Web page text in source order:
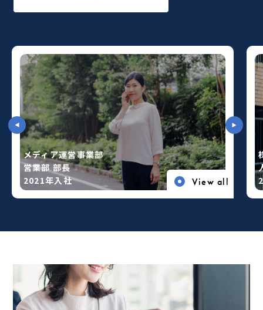
メディア運営事業部
営業部 部⾧
2021年入社
View all